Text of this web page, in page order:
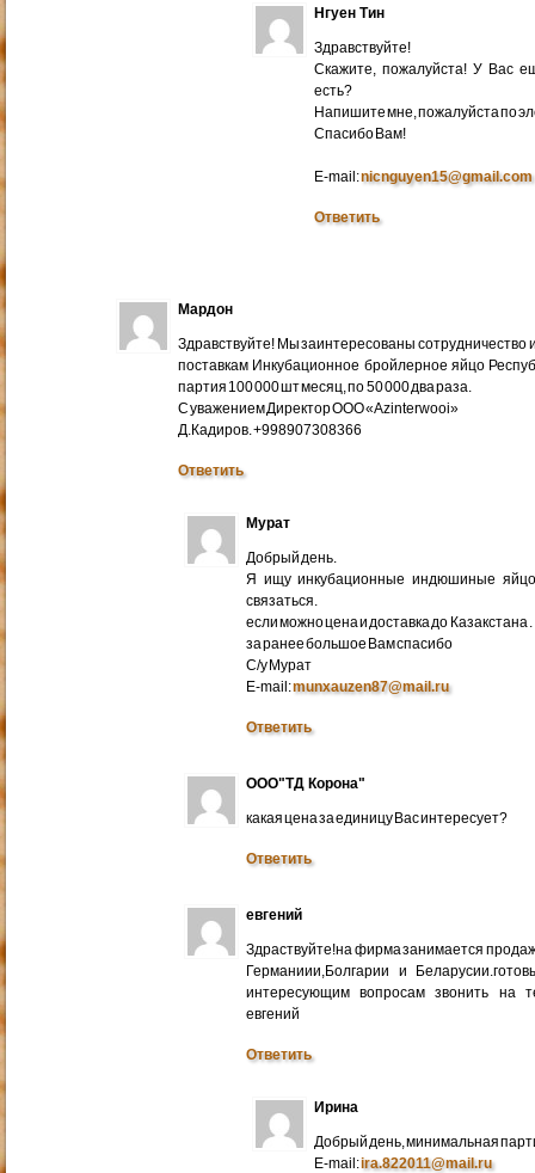
Нгуен Тин
Здравствуйте!
Скажите, пожалуйста! У Вас
есть?
Напишите мне, пожалуйста по
Cпасибо Вам!
E-mail:nicnguyen15@gmail.com
Ответить
Мардон
Здравствуйте! Мы заинтересованы сотрудничество
поставкам Инкубационное бройлерное яйцо
партия 100 000 шт месяц, по 50 000 два раза.
С уважением Директор ООО «Azinterwooi»
Д.Кадиров. +998907308366
Ответить
Мурат
Добрый день.
Я ищу инкубационные индюшиные
связаться.
если можно цена и доставка до Казакстана .
за ранее большое Вам спасибо
С/у Мурат
E-mail:munxauzen87@mail.ru
Ответить
ООО"ТД Корона"
какая цена за единицу Вас интересует?
Ответить
евгений
Здраствуйте!на фирма занимается
Германиии,Болгарии и
интересующим вопросам звонить на
евгений
Ответить
Ирина
Добрый день, минимальная
E-mail:ira.822011@mail.ru